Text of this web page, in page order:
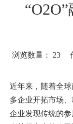
浏览数量： 23
近年来，随着全球
多企业开拓市场
企业发现传统的